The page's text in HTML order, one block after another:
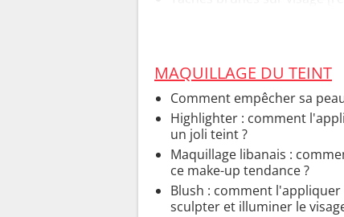
MAQUILLAGE DU TEINT
Comment empêcher sa
Highlighter : comment
un joli teint ?
Maquillage libanais :
ce make-up tendance ?
Blush : comment
sculpter et illuminer le